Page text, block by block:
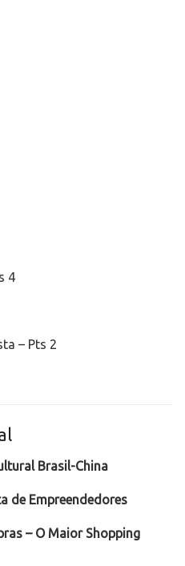
4
– Pts 2
Brasil-China
de Empreendedores
– O Maior Shopping